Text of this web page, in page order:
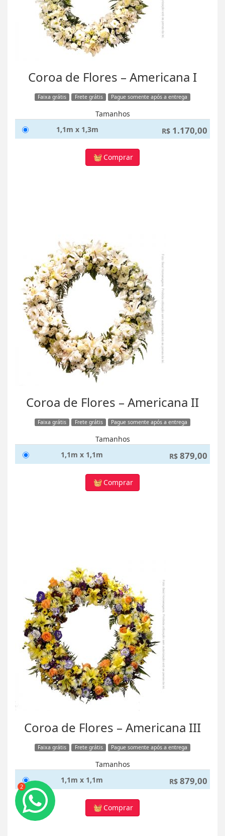
2
Coroa de Flores – Americana I
Faixa grátis Frete grátis Pague somente após a entrega
Tamanhos
1,1m x 1,3m
R$ 1.170,00
Comprar
Coroa de Flores – Americana II
Faixa grátis Frete grátis Pague somente após a entrega
Tamanhos
1,1m x 1,1m
R$ 879,00
Comprar
Coroa de Flores – Americana III
Faixa grátis Frete grátis Pague somente após a entrega
Tamanhos
1,1m x 1,1m
R$ 879,00
Comprar